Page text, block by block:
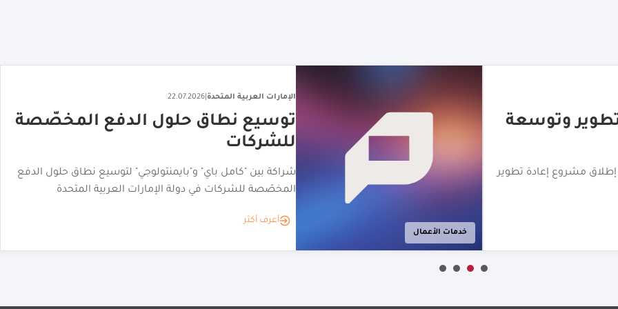
الأزياء
الإمارات العربية المتحدة 27.07.2026
منصة إماراتية إنتاج المحتوى لثلاث
علامات أزياء عالمية
إطلاق منصة التصوير الفوتوغرافي المدعومة بالذكاء الاصطناعي
neofashion.ai لتلبية احتياجات علامات الأزياء
أعرف أكثر
المخصّصة
لتوسيع نطاق حلول الدفع
المتحدة